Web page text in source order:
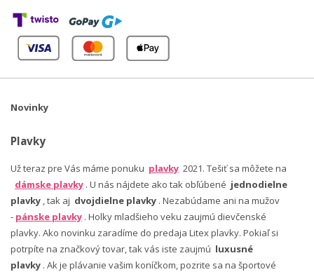
Novinky
Plavky
Už teraz pre Vás máme ponuku plavky 2021. Tešiť sa môžete na
dámske plavky . U nás nájdete ako tak obľúbené jednodielne
plavky , tak aj dvojdielne plavky . Nezabúdame ani na mužov
- pánske plavky . Holky mladšieho veku zaujmú dievčenské
plavky. Ako novinku zaradíme do predaja Litex plavky. Pokiaľ si
potrpíte na značkový tovar, tak vás iste zaujmú luxusné
plavky . Ak je plávanie vašim koníčkom, pozrite sa na športové